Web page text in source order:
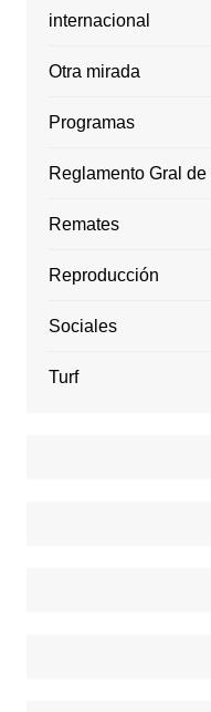
internacional
Otra mirada
Programas
Reglamento Gral
Remates
Reproducción
Sociales
Turf